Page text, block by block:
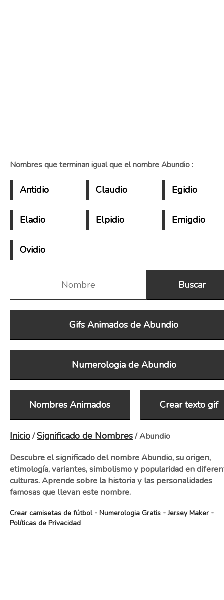
Nombres que terminan igual que el nombre Abundio :
Antidio Claudio Egidio
Eladio Elpidio Emigdio
Ovidio
Gifs Animados de Abundio
Numerologia de Abundio
Nombres Animados Crear texto gif
Inicio/Significado de Nombres/ Abundio
Descubre el significado del nombre Abundio, su origen,
etimología, variantes, simbolismo y popularidad en
culturas. Aprende sobre la historia y las personalidades
famosas que llevan este nombre.
Crear camisetas de fútbol- Numerologia Gratis -Jersey Maker-
Políticas de Privacidad